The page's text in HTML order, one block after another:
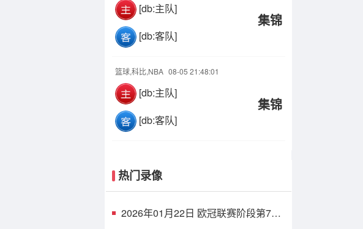
[db:主队]
[db:客队]
集锦
篮球,科比,NBA 08-05 21:48:01
[db:主队]
[db:客队]
集锦
热门录像
2026年01月22日 欧冠联赛阶段第7轮